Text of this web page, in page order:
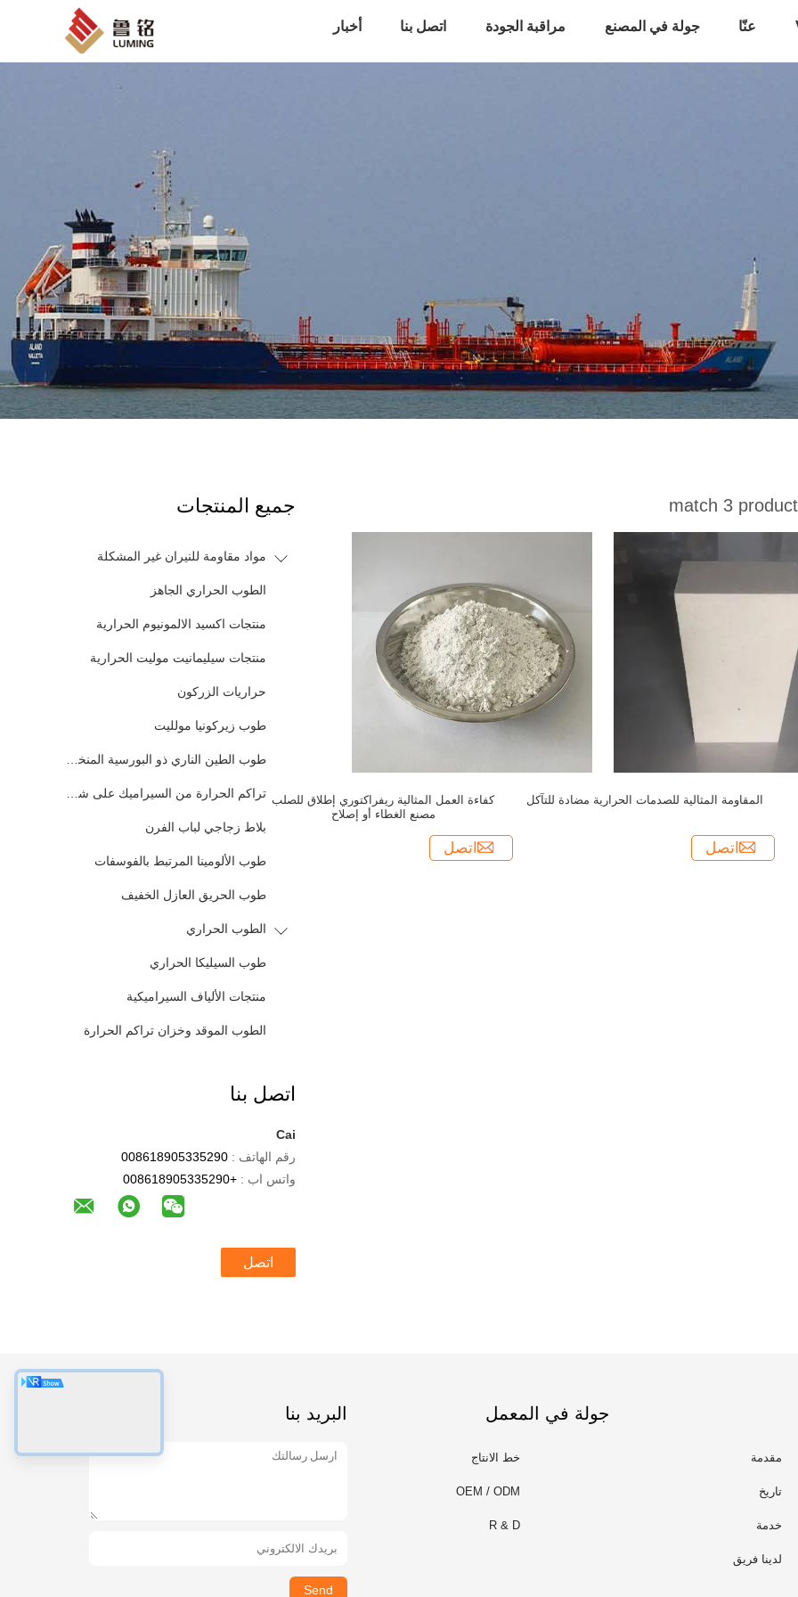
عنّا جولة في المصنع مراقبة الجودة اتصل بنا أخبار
جميع المنتجات
مواد مقاومة للنيران غير المشكلة
الطوب الحراري الجاهز
منتجات اكسيد الالمونيوم الحرارية
منتجات سيليمانيت موليت الحرارية
حراريات الزركون
طوب زيركونيا مولليت
بلاط زجاجي لباب الفرن
طوب الألومينا المرتبط بالفوسفات
طوب الحريق العازل الخفيف
الطوب الحراري
طوب السيليكا الحراري
منتجات الألياف السيراميكية
الطوب الموقد وخزان تراكم الحرارة
اتصل بنا
Cai
رقم الهاتف :
واتس اب : +008618905335290
اتصل
كفاءة العمل المثالية ريفراكتوري إطلاق للصلب
مصنع الغطاء أو إصلاح
اتصل
المقاومة المثالية للصدمات الحرارية مضادة للتآكل
اتصل
مقدمة
تاريخ
خدمة
لدينا فريق
جولة في المعمل
خط الانتاج
OEM / ODM
R & D
البريد بنا
Send